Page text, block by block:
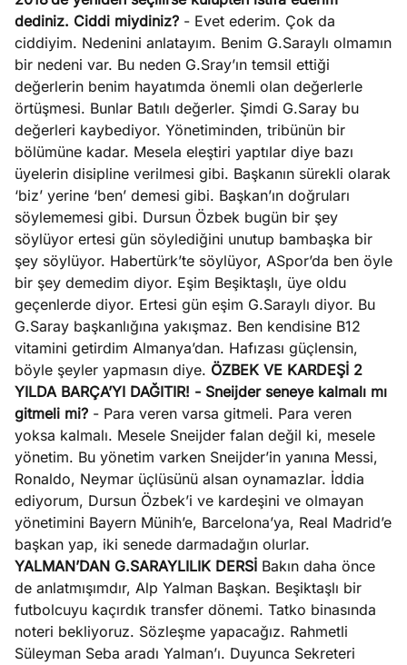
dediniz. Ciddi miydiniz? - Evet ederim. Çok da
ciddiyim. Nedenini anlatayım. Benim G.Saraylı olmamın
bir nedeni var. Bu neden G.Sray’ın temsil ettiği
değerlerin benim hayatımda önemli olan değerlerle
örtüşmesi. Bunlar Batılı değerler. Şimdi G.Saray bu
değerleri kaybediyor. Yönetiminden, tribünün bir
bölümüne kadar. Mesela eleştiri yaptılar diye bazı
üyelerin disipline verilmesi gibi. Başkanın sürekli olarak
‘biz’ yerine ‘ben’ demesi gibi. Başkan’ın doğruları
söylememesi gibi. Dursun Özbek bugün bir şey
söylüyor ertesi gün söylediğini unutup bambaşka bir
şey söylüyor. Habertürk’te söylüyor, ASpor’da ben öyle
bir şey demedim diyor. Eşim Beşiktaşlı, üye oldu
geçenlerde diyor. Ertesi gün eşim G.Saraylı diyor. Bu
G.Saray başkanlığına yakışmaz. Ben kendisine B12
vitamini getirdim Almanya’dan. Hafızası güçlensin,
böyle şeyler yapmasın diye. ÖZBEK VE KARDEŞİ 2
YILDA BARÇA’YI DAĞITIR! - Sneijder seneye kalmalı mı
gitmeli mi? - Para veren varsa gitmeli. Para veren
yoksa kalmalı. Mesele Sneijder falan değil ki, mesele
yönetim. Bu yönetim varken Sneijder’in yanına Messi,
Ronaldo, Neymar üçlüsünü alsan oynamazlar. İddia
ediyorum, Dursun Özbek’i ve kardeşini ve olmayan
yönetimini Bayern Münih’e, Barcelona’ya, Real Madrid’e
başkan yap, iki senede darmadağın olurlar.
YALMAN’DAN G.SARAYLILIK DERSİ Bakın daha önce
de anlatmışımdır, Alp Yalman Başkan. Beşiktaşlı bir
futbolcuyu kaçırdık transfer dönemi. Tatko binasında
noteri bekliyoruz. Sözleşme yapacağız. Rahmetli
Süleyman Seba aradı Yalman’ı. Duyunca Sekreteri